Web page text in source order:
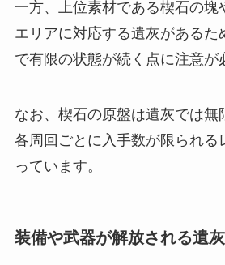
一方、上位素材である楔石の塊
エリアに対応する遺灰があるた
で有限の状態が続く点に注意が
なお、楔石の原盤は遺灰では無
各周回ごとに入手数が限られる
っています。
装備や武器が解放される遺